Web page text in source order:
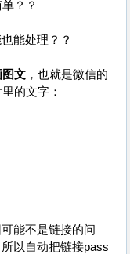
？？
能处理？？
图文 ，也就是微信的
的文字：
能不是链接的问
以自动把链接pass